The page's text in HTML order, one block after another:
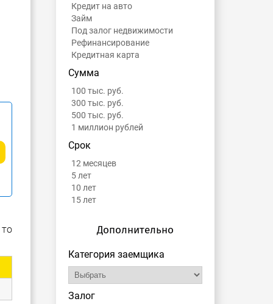
Кредит на авто
Займ
Под залог недвижимости
Рефинансирование
Кредитная карта
Сумма
100 тыс. руб.
300 тыс. руб.
500 тыс. руб.
1 миллион рублей
Срок
12 месяцев
5 лет
10 лет
15 лет
Дополнительно
Категория заемщика
Залог